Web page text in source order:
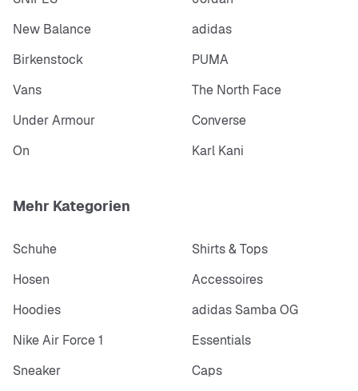
New Balance
adidas
Birkenstock
PUMA
Vans
The North Face
Under Armour
Converse
On
Karl Kani
Mehr Kategorien
Schuhe
Shirts & Tops
Hosen
Accessoires
Hoodies
adidas Samba OG
Nike Air Force 1
Essentials
Sneaker
Caps